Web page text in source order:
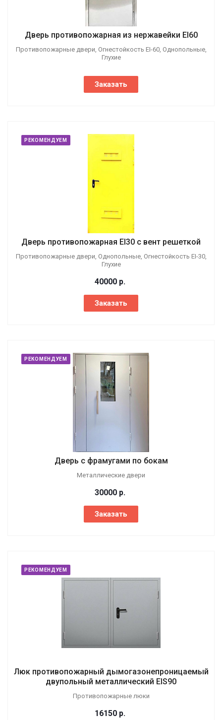
Дверь противопожарная из нержавейки EI60
Противопожарные двери, Огнестойкость EI-60, Однопольные,
Глухие
Заказать
РЕКОМЕНДУЕМ
Дверь противопожарная EI30 с вент решеткой
Противопожарные двери, Однопольные, Огнестойкость EI-30,
Глухие
40000 р.
Заказать
РЕКОМЕНДУЕМ
Дверь с фрамугами по бокам
Металлические двери
30000 р.
Заказать
РЕКОМЕНДУЕМ
Люк противопожарный дымогазонепроницаемый
двупольный металлический EIS90
Противопожарные люки
16150 р.